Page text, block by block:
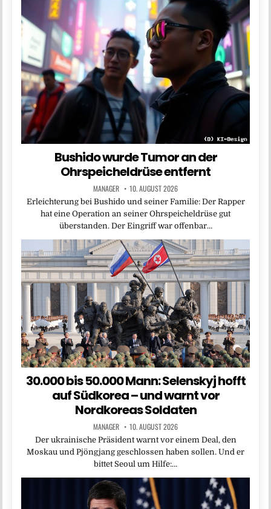
Bushido wurde Tumor an der
Ohrspeicheldrüse entfernt
MANAGER 10. AUGUST 2026
Erleichterung bei Bushido und seiner Familie: Der Rapper
hat eine Operation an seiner Ohrspeicheldrüse gut
überstanden. Der Eingriff war offenbar…
30.000 bis 50.000 Mann: Selenskyj hofft
auf Südkorea – und warnt vor
Nordkoreas Soldaten
MANAGER 10. AUGUST 2026
Der ukrainische Präsident warnt vor einem Deal, den
Moskau und Pjöngjang geschlossen haben sollen. Und er
bittet Seoul um Hilfe:…